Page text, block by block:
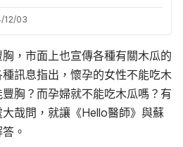
12/03
，市面上也宣傳各種有關木瓜的
訊息指出，懷孕的女性不能吃木
胸？而孕婦就不能吃木瓜嗎？有
哉問，就讓《Hello醫師》與蘇
。